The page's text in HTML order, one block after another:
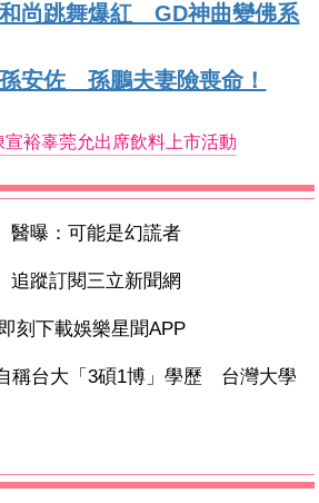
尚跳舞爆紅 GD神曲變佛系
安佐 孫鵬夫妻險喪命！
宣裕辜莞允出席飲料上市活動
曝：可能是幻謊者
蹤訂閱三立新聞網
刻下載娛樂星聞APP
稱台大「3碩1博」學歷 台灣大學